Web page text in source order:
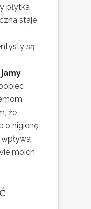
płytka
staje
są
że
o higienę
moich